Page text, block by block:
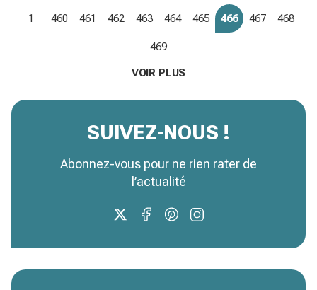
1 460 461 462 463 464 465 466 467 468
469
VOIR PLUS
SUIVEZ-NOUS !
Abonnez-vous pour ne rien rater de
l’actualité